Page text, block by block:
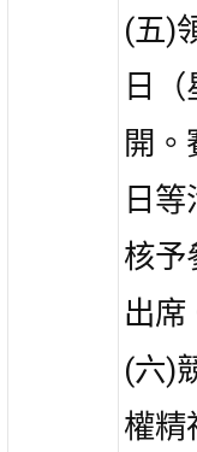
(五)
日
開
日
核予
出席
(六)
權精